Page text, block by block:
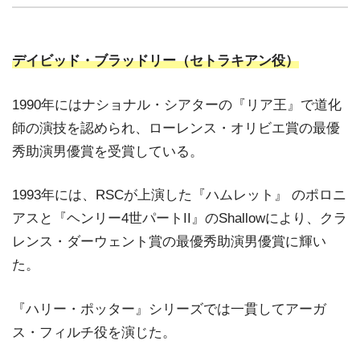
デイビッド・ブラッドリー（セトラキアン役）
1990年にはナショナル・シアターの『リア王』で道化
師の演技を認められ、ローレンス・オリビエ賞の最優
秀助演男優賞を受賞している。
1993年には、RSCが上演した『ハムレット』 のポロニ
アスと『ヘンリー4世パートII』のShallowにより、クラ
レンス・ダーウェント賞の最優秀助演男優賞に輝い
た。
『ハリー・ポッター』シリーズでは一貫してアーガ
ス・フィルチ役を演じた。